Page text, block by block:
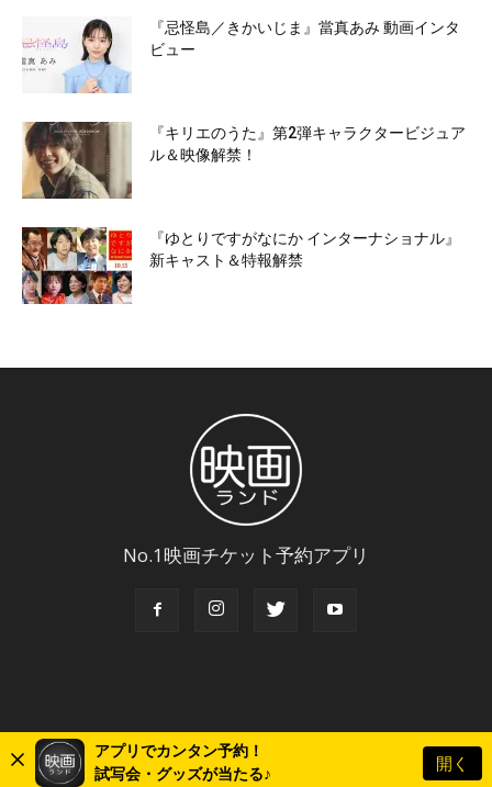
アプリでカンタン予約！
試写会・グッズが当たる♪
開く
『忌怪島／きかいじま』當真あみ 動画インタ
ビュー
『キリエのうた』第2弾キャラクタービジュア
ル＆映像解禁！
『ゆとりですがなにか インターナショナル』
新キャスト＆特報解禁
No.1映画チケット予約アプリ
© Copyright 2018 Eigaland, inc. All Rights Reserved.